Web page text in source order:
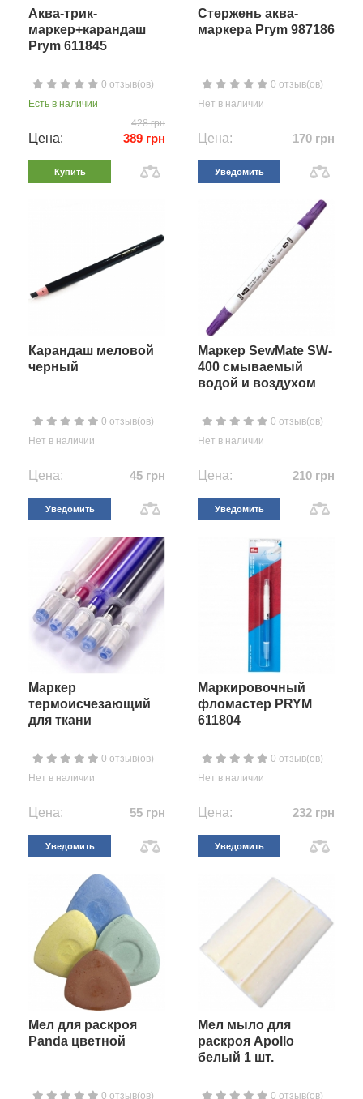
Аква-трик-
маркер+карандаш
Prym 611845
0 отзыв(ов)
Есть в наличии
428 грн
Цена: 389 грн
Купить
Cтержень аква-
маркера Prym 987186
0 отзыв(ов)
Нет в наличии
Цена: 170 грн
Уведомить
Карандаш меловой
черный
0 отзыв(ов)
Нет в наличии
Цена: 45 грн
Уведомить
Маркер SewMate SW-
400 смываемый
водой и воздухом
0 отзыв(ов)
Нет в наличии
Цена: 210 грн
Уведомить
Маркер
термоисчезающий
для ткани
0 отзыв(ов)
Нет в наличии
Цена: 55 грн
Уведомить
Маркировочный
фломастер PRYM
611804
0 отзыв(ов)
Нет в наличии
Цена: 232 грн
Уведомить
Мел для раскроя
Panda цветной
0 отзыв(ов)
Мел мыло для
раскроя Apollo
белый 1 шт.
0 отзыв(ов)